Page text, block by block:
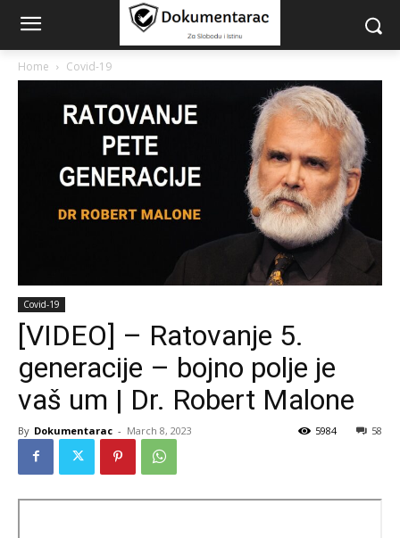
Home Covid-19
Covid-19
[VIDEO] – Ratovanje 5.
generacije – bojno polje je
vaš um | Dr. Robert Malone
By Dokumentarac - March 8, 2023 58
5984